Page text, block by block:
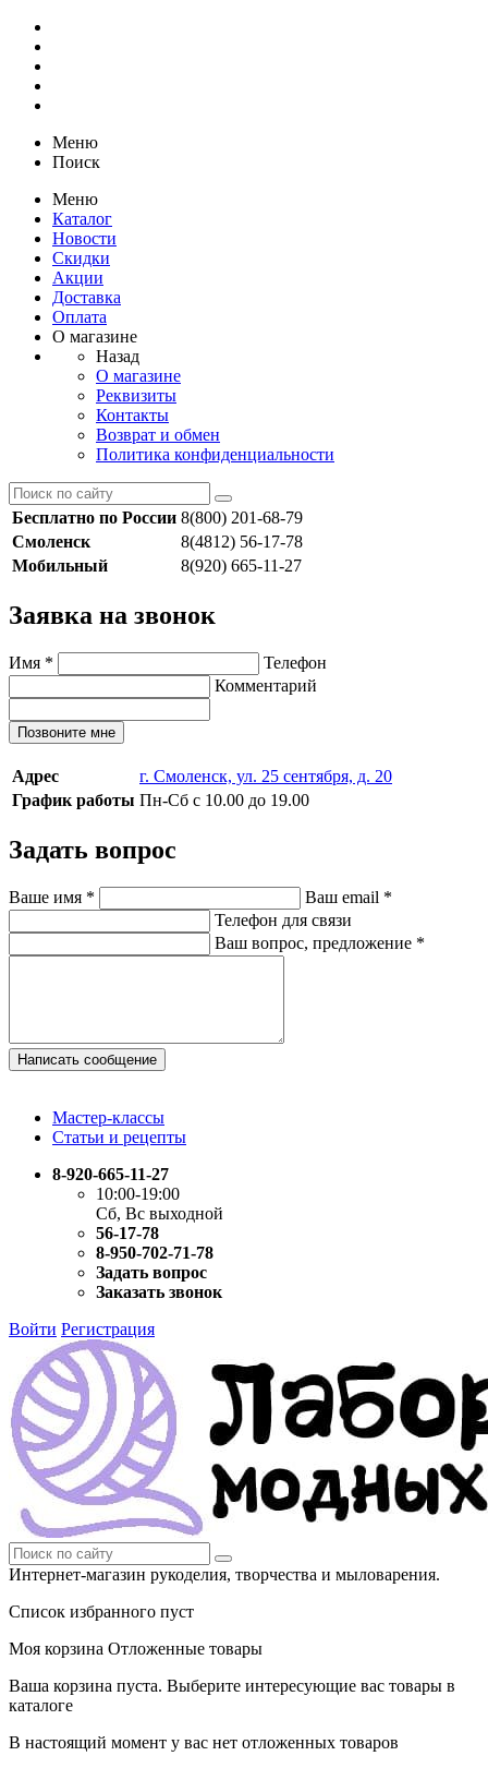
Меню
Поиск
Меню
Каталог
Новости
Скидки
Акции
Доставка
Оплата
О магазине
Назад
О магазине
Реквизиты
Контакты
Возврат и обмен
Политика конфиденциальности
Бесплатно по России 8(800) 201-68-79
Смоленск
8(4812) 56-17-78
Мобильный
8(920) 665-11-27
Заявка на звонок
Имя *
Телефон
Комментарий
Позвоните мне
Адрес
г. Смоленск, ул. 25 сентября, д. 20
График работы Пн-Сб с 10.00 до 19.00
Задать вопрос
Ваше имя * Ваш email *
Телефон для связи
Ваш вопрос, предложение *
Написать сообщение
Мастер-классы
Статьи и рецепты
8-920-665-11-27
10:00-19:00
Сб, Вс выходной
56-17-78
8-950-702-71-78
Задать вопрос
Заказать звонок
Войти Регистрация
Интернет-магазин рукоделия, творчества и мыловарения.
Список избранного пуст
Моя корзина Отложенные товары
Ваша корзина пуста. Выберите интересующие вас товары в
каталоге
В настоящий момент у вас нет отложенных товаров